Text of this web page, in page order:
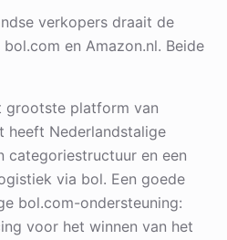
verkopers draait de
en Amazon.nl. Beide
grootste platform van
heeft Nederlandstalige
categoriestructuur en een
via bol. Een goede
bol.com-ondersteuning:
voor het winnen van het